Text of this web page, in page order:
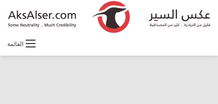
القائمة